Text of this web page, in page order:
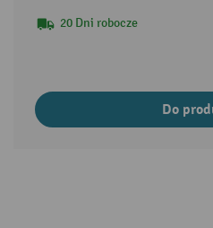
20 Dni robocze
Do